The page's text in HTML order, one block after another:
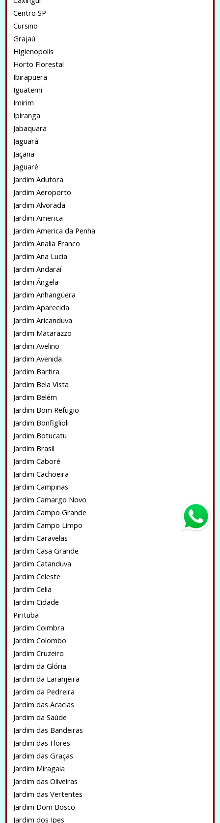
Centro SP
Cursino
Grajaú
Higienopolis
Horto Florestal
Ibirapuera
Iguatemi
Imirim
Ipiranga
Jabaquara
Jaguará
Jaçanã
Jaguaré
Jardim Adutora
Jardim Aeroporto
Jardim Alvorada
Jardim America
Jardim America da Penha
Jardim Analia Franco
Jardim Ana Lucia
Jardim Andaraí
Jardim Ângela
Jardim Anhangüera
Jardim Aparecida
Jardim Aricanduva
Jardim Matarazzo
Jardim Avelino
Jardim Avenida
Jardim Bartira
Jardim Bela Vista
Jardim Belém
Jardim Bom Refugio
Jardim Bonfiglioli
Jardim Botucatu
Jardim Brasil
Jardim Caboré
Jardim Cachoeira
Jardim Campinas
Jardim Camargo Novo
Jardim Campo Grande
Jardim Campo Limpo
Jardim Caravelas
Jardim Casa Grande
Jardim Catanduva
Jardim Celeste
Jardim Celia
Jardim Cidade
Pirituba
Jardim Coimbra
Jardim Colombo
Jardim Cruzeiro
Jardim da Glória
Jardim da Laranjeira
Jardim da Pedreira
Jardim das Acacias
Jardim da Saúde
Jardim das Bandeiras
Jardim das Flores
Jardim das Graças
Jardim Miragaia
Jardim das Oliveiras
Jardim das Vertentes
Jardim Dom Bosco
Jardim dos Ipes